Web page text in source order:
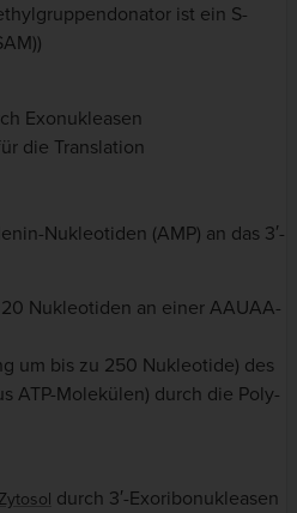
ist ein S-
Exonukleasen
die Translation
Nukleotiden (AMP) an das 3′-
Nukleotiden an einer AAUAA-
um bis zu 250 Nukleotide) des
ATP-Molekülen) durch die Poly-
Zytosol durch 3′-Exoribonukleasen